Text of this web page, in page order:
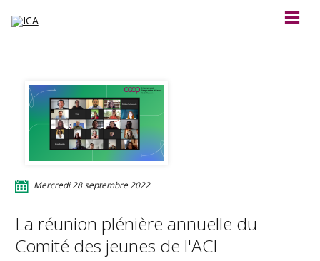
Mercredi 28 septembre 2022
La réunion plénière annuelle du
Comité des jeunes de l'ACI